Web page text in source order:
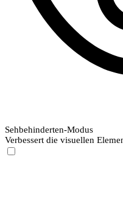
Sehbehinderten-Modus
Verbessert die visuellen